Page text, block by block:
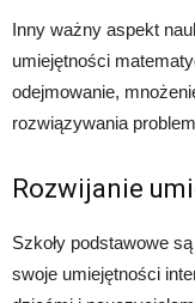
Inny ważny aspekt
umiejętności
odejmowanie,
rozwiązywania
Rozwijanie
Szkoły podstawowe
swoje umiejętności